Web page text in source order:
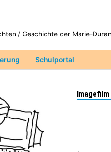
/ Geschichte der Marie-
Schulportal